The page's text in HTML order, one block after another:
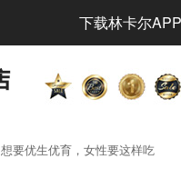
下载林卡尔
想要优生优育，女性要这样吃